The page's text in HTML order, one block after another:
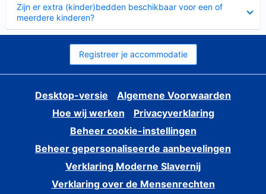
Zijn er extra (kinder)bedden beschikbaar voor een of
meerdere kinderen?
Registreer je accommodatie
Desktop-versie
Algemene Voorwaarden
Hoe wij werken
Privacyverklaring
Beheer cookie-instellingen
Beheer gepersonaliseerde aanbevelingen
Verklaring Moderne Slavernij
Verklaring over de Mensenrechten